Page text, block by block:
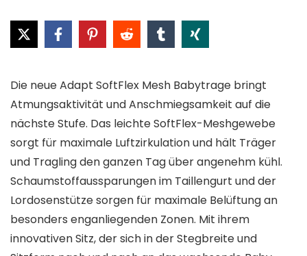
Die neue Adapt SoftFlex Mesh Babytrage bringt
Atmungsaktivität und Anschmiegsamkeit auf die
nächste Stufe. Das leichte SoftFlex-Meshgewebe
sorgt für maximale Luftzirkulation und hält Träger
und Tragling den ganzen Tag über angenehm kühl.
Schaumstoffaussparungen im Taillengurt und der
Lordosenstütze sorgen für maximale Belüftung an
besonders enganliegenden Zonen. Mit ihrem
innovativen Sitz, der sich in der Stegbreite und